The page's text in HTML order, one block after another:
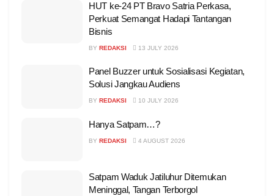
HUT ke-24 PT Bravo Satria Perkasa,
Perkuat Semangat Hadapi Tantangan
Bisnis
BY REDAKSI 13 JULY 2026
Panel Buzzer untuk Sosialisasi Kegiatan,
Solusi Jangkau Audiens
BY REDAKSI 10 JULY 2026
Hanya Satpam…?
BY REDAKSI 4 AUGUST 2026
Satpam Waduk Jatiluhur Ditemukan
Meninggal, Tangan Terborgol